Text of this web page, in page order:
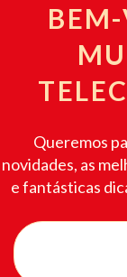
Queremos
novidades, as
e fantásticas